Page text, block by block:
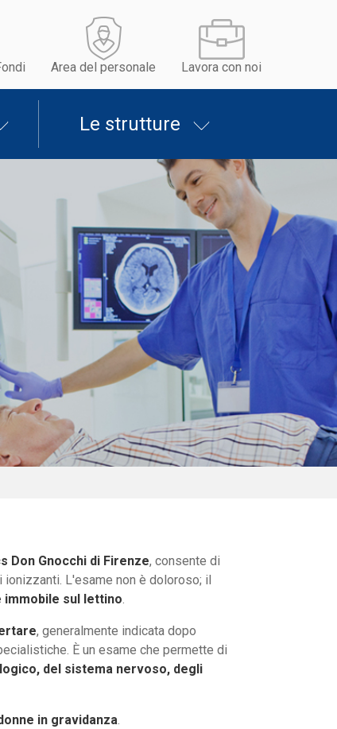
Area del personale Lavora con noi
Le strutture
Don Gnocchi di Firenze, consente di
L'esame non è doloroso; il
immobile sul lettino.
, generalmente indicata dopo
È un esame che permette di
del sistema nervoso, degli
in gravidanza.